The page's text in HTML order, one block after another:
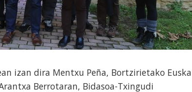
izan dira Mentxu Peña, Bortzirietako
Berrotaran, Bidasoa-Txingudi